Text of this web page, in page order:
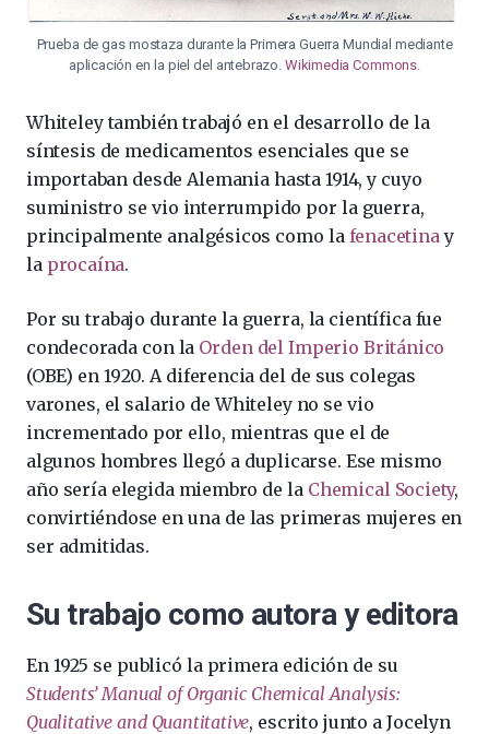
Prueba de gas mostaza durante la Primera Guerra Mundial mediante
aplicación en la piel del antebrazo.Wikimedia Commons.
Whiteley también trabajó en el desarrollo de la
síntesis de medicamentos esenciales que se
importaban desde Alemania hasta 1914, y cuyo
suministro se vio interrumpido por la guerra,
principalmente analgésicos como la fenacetinay
la procaína.
Por su trabajo durante la guerra, la científica fue
condecorada con la Orden del Imperio Británico
(OBE) en 1920. A diferencia del de sus colegas
varones, el salario de Whiteley no se vio
incrementado por ello, mientras que el de
algunos hombres llegó a duplicarse. Ese mismo
año sería elegida miembro de la Chemical Society,
convirtiéndose en una de las primeras mujeres en
ser admitidas.
Su trabajo como autora y editora
En 1925 se publicó la primera edición de su
Students’ Manual of Organic Chemical Analysis:
Qualitative and Quantitative, escrito junto a Jocelyn